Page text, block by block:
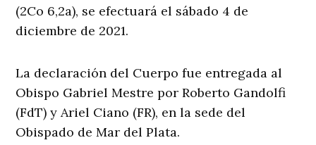
(2Co 6,2a), se efectuará el sábado 4 de
diciembre de 2021.
La declaración del Cuerpo fue entregada al
Obispo Gabriel Mestre por Roberto Gandolfi
(FdT) y Ariel Ciano (FR), en la sede del
Obispado de Mar del Plata.